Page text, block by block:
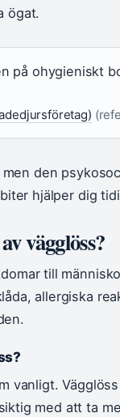
ögat.
på ohygieniskt
den
hjälper dig
vägglöss?
till
allergiska
vanligt.
med att ta